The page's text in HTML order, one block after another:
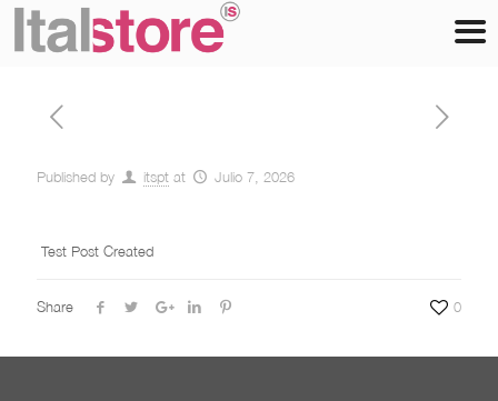
Published by itspt at Julio 7, 2026
Test Post Created
Share 0